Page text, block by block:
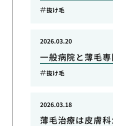
抜け毛
一般病院と薄毛
2026.03.20
抜け毛
薄毛治療は皮膚
2026.03.18